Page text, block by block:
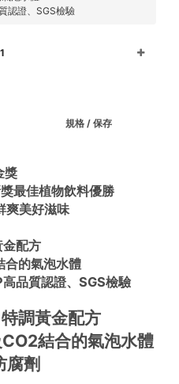
認證、SGS檢驗
1
規格 / 保存
獎
最佳植物飲料優勝
爽美好滋味
配方
的氣泡水體
品質認證、SGS檢驗
調黃金配方
結合的氣泡水體
腐劑